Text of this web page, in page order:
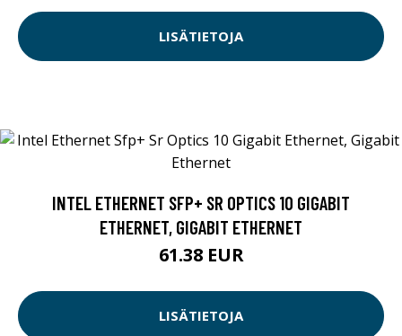
LISÄTIETOJA
INTEL ETHERNET SFP+ SR OPTICS 10 GIGABIT
ETHERNET, GIGABIT ETHERNET
61.38 EUR
LISÄTIETOJA